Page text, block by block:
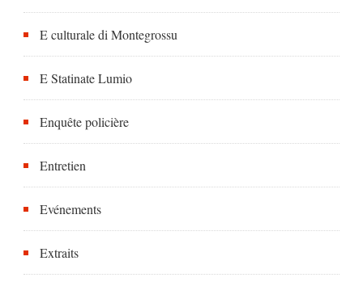
E culturale di Montegrossu
E Statinate Lumio
Enquête policière
Entretien
Evénements
Extraits